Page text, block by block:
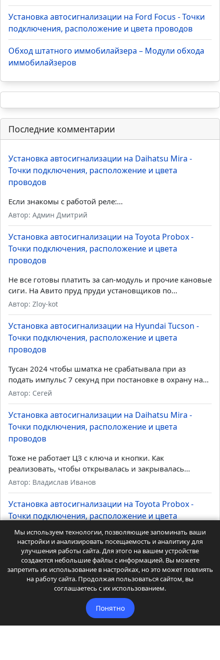
Установка автосигнализации на Лада Приора -
Точки подключения, расположение и цвета
проводов
Установка автосигнализации на Лада Гранта - Точки
подключения, расположение и цвета проводов
Установка автосигнализации на Ford Focus - Точки
подключения, расположение и цвета проводов
Обход штатного иммобилайзера – Модули обхода
иммобилайзеров
Последние комментарии
Установка автосигнализации на Daihatsu Mira -
проводов
Если знакомы с работой реле:...
Автор: Админ Дмитрий
Установка автосигнализации на Toyota Probox -
Точки подключения, расположение и цвета
Не все готовы платить за can-модуль и прочие кановые
сиги. На Авито пруд пруди установщиков по...
Автор: Zloy-kot
Установка автосигнализации на Hyundai Tucson -
Точки подключения, расположение и цвета
Тусан 2024 чтобы шматка не срабатывала при аз
подать импульс 7 секунд при постановке в охрану на...
Автор: Сегей
Установка автосигнализации на Daihatsu Mira -
Точки подключения, расположение и цвета
проводов
Тоже не работает ЦЗ с ключа и кнопки. Как
реализовать, чтобы открывалась и закрывалась...
Автор: Владислав Иванов
Установка автосигнализации на Toyota Probox -
Точки подключения, расположение и цвета
Мы используем технологии, позволяющие запоминать ваши
настройки и анализировать посещаемость и аналитику для
улучшения работы сайта. Для этого на вашем устройстве
создаются небольшие файлы с информацией. Вы можете
запретить их использование в настройках, но это может повлиять
на работу сайта. Продолжая пользоваться сайтом, вы
соглашаетесь с их использованием.
Понятно